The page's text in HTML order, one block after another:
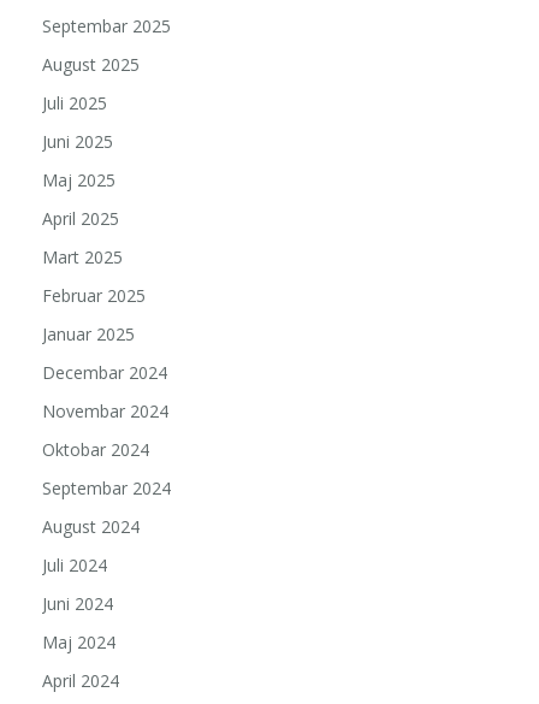
Septembar 2025
August 2025
Juli 2025
Juni 2025
Maj 2025
April 2025
Mart 2025
Februar 2025
Januar 2025
Decembar 2024
Novembar 2024
Oktobar 2024
Septembar 2024
August 2024
Juli 2024
Juni 2024
Maj 2024
April 2024